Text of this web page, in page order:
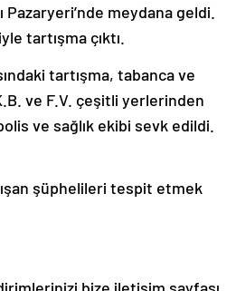
meydana geldi.
tartışma çıktı.
tartışma, tabanca ve
ve F.V. çeşitli yerlerinden
ve sağlık ekibi sevk edildi.
şüphelileri tespit etmek